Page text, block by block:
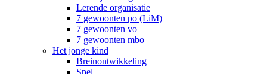
Lerende organisatie
7 gewoonten po (LiM)
7 gewoonten vo
7 gewoonten mbo
Het jonge kind
Breinontwikkeling
Spel